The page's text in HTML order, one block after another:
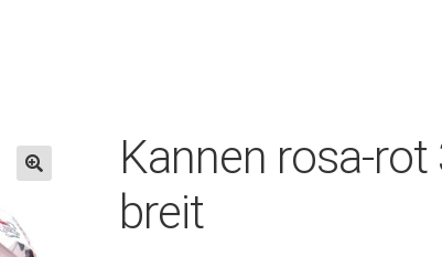
Kannen rosa-rot
breit